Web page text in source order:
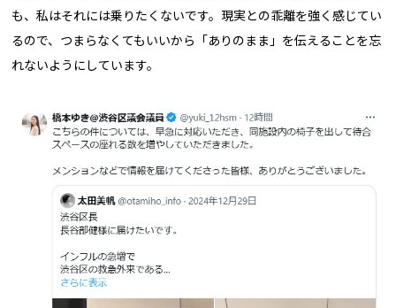
も、私はそれには乗りたくないです。現実との乖離を強く感じてい
るので、つまらなくてもいいから「ありのまま」を伝えることを忘
れないようにしています。